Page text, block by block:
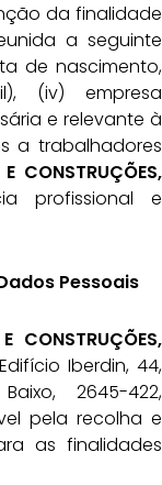
da finalidade
a seguinte
de nascimento,
(iv) empresa
e relevante à
a trabalhadores
CONSTRUÇÕES,
profissional e
Pessoais
CONSTRUÇÕES,
Iberdin, 44,
2645-422,
pela recolha e
as finalidades